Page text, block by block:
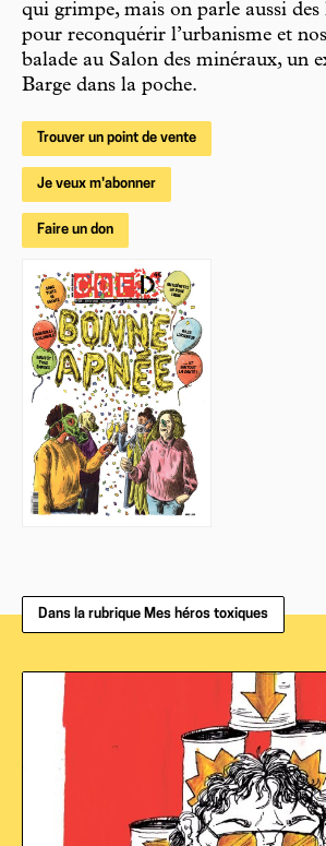
qui grimpe, mais on parle aussi des
pour reconquérir l’urbanisme et
balade au Salon des minéraux, un
Barge dans la poche.
Trouver un point de vente
Je veux m'abonner
Faire un don
Dans la rubrique Mes héros toxiques